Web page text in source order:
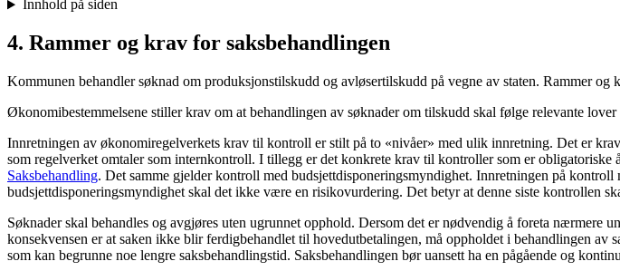
Innhold på siden
4. Rammer og krav for saksbehandlingen
Kommunen behandler søknad om produksjonstilskudd og avløsertilskudd på vegne av staten. Rammer
Økonomibestemmelsene stiller krav om at behandlingen av søknader om tilskudd skal følge relevante
Innretningen av økonomiregelverkets krav til kontroll er stilt på to «nivåer» med ulik innretning. Det er
som regelverket omtaler som internkontroll. I tillegg er det konkrete krav til kontroller som er
Saksbehandling. Det samme gjelder kontroll med budsjettdisponeringsmyndighet. Innretningen på
budsjettdisponeringsmyndighet skal det ikke være en risikovurdering. Det betyr at denne siste kontrollen
Søknader skal behandles og avgjøres uten ugrunnet opphold. Dersom det er nødvendig å foreta nærmere
konsekvensen er at saken ikke blir ferdigbehandlet til hovedutbetalingen, må oppholdet i behandlingen
som kan begrunne noe lengre saksbehandlingstid. Saksbehandlingen bør uansett ha en pågående og